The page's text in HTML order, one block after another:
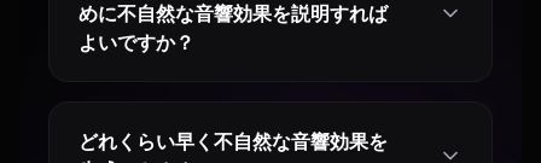
めに不自然な音響効果を説明すれば
よいですか？
どれくらい早く不自然な音響効果を